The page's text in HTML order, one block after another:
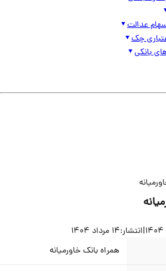
عدالت
چک
|انتشار:14 مرداد 1404
همراه بانک خاورمیانه